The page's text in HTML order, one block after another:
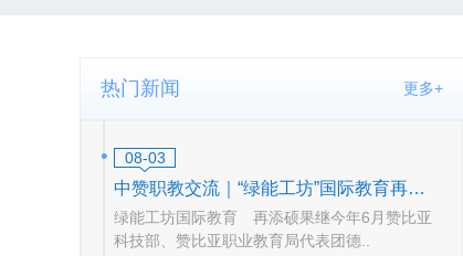
热门新闻 更多+